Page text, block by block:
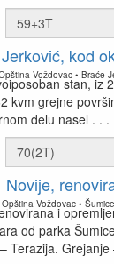
kod
Voždovac • Braće
stan, iz
kvm grejne
delu nasel . . .
Novije,
Voždovac •
i
od parka
Terazija. Grejanje